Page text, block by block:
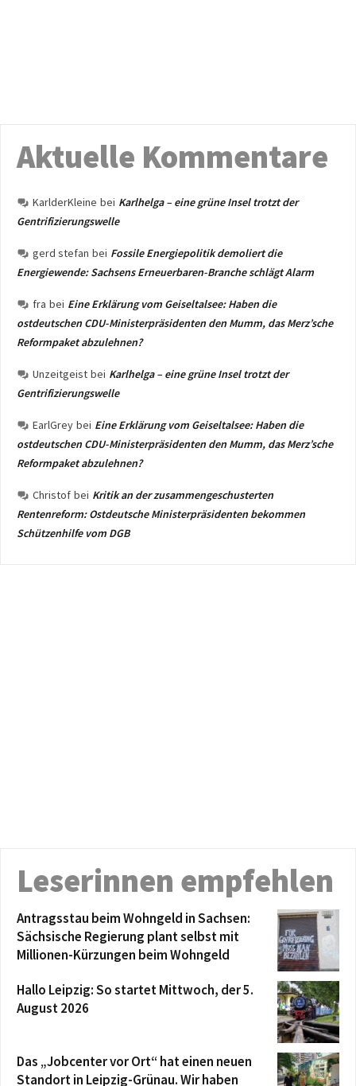
Aktuelle Kommentare
KarlderKleine bei Karlhelga – eine grüne Insel trotzt der
Gentrifizierungswelle
gerd stefan bei Fossile Energiepolitik demoliert die
Energiewende: Sachsens Erneuerbaren-Branche schlägt Alarm
fra bei Eine Erklärung vom Geiseltalsee: Haben die
ostdeutschen CDU-Ministerpräsidenten den Mumm, das Merz’sche
Reformpaket abzulehnen?
Unzeitgeist bei Karlhelga – eine grüne Insel trotzt der
Gentrifizierungswelle
EarlGrey bei Eine Erklärung vom Geiseltalsee: Haben die
ostdeutschen CDU-Ministerpräsidenten den Mumm, das Merz’sche
Reformpaket abzulehnen?
Christof bei Kritik an der zusammengeschusterten
Rentenreform: Ostdeutsche Ministerpräsidenten bekommen
Schützenhilfe vom DGB
Leserinnen empfehlen
Antragsstau beim Wohngeld in Sachsen:
Sächsische Regierung plant selbst mit
Millionen-Kürzungen beim Wohngeld
Hallo Leipzig: So startet Mittwoch, der 5.
August 2026
Das „Jobcenter vor Ort“ hat einen neuen
Standort in Leipzig-Grünau. Wir haben